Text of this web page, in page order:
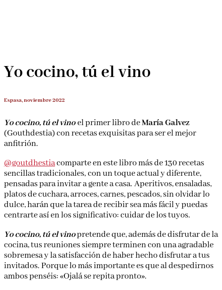
Yo cocino, tú el vino
Espasa, noviembre 2022
Yo cocino, tú el vinoel primer libro deMaría Galvez
(Gouthdestia) con recetas exquisitas para ser el mejor
anfitrión.
@goutdhestiacomparte en este libro más de 130 recetas
sencillas tradicionales, con un toque actual y diferente,
pensadas para invitar a gente a casa. Aperitivos, ensaladas,
platos de cuchara, arroces, carnes, pescados, sin olvidar lo
dulce, harán que la tarea de recibir sea más fácil y puedas
centrarte así en los significativo: cuidar de los tuyos.
Yo cocino, tú el vinopretende que, además de disfrutar de la
cocina, tus reuniones siempre terminen con una agradable
sobremesa y la satisfacción de haber hecho disfrutar a tus
invitados. Porque lo más importante es que al despedirnos
ambos penséis: «Ojalá se repita pronto».